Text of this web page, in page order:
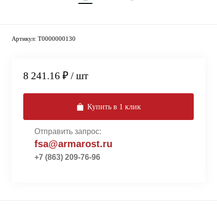
Артикул: Т0000000130
8 241.16 ₽ / шт
Купить в 1 клик
Отправить запрос:
fsa@armarost.ru
+7 (863) 209-76-96